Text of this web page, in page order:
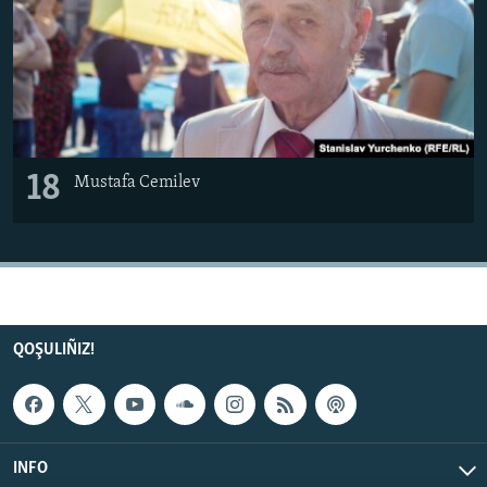
18 Mustafa Cemilev
QOŞULIÑIZ!
INFO